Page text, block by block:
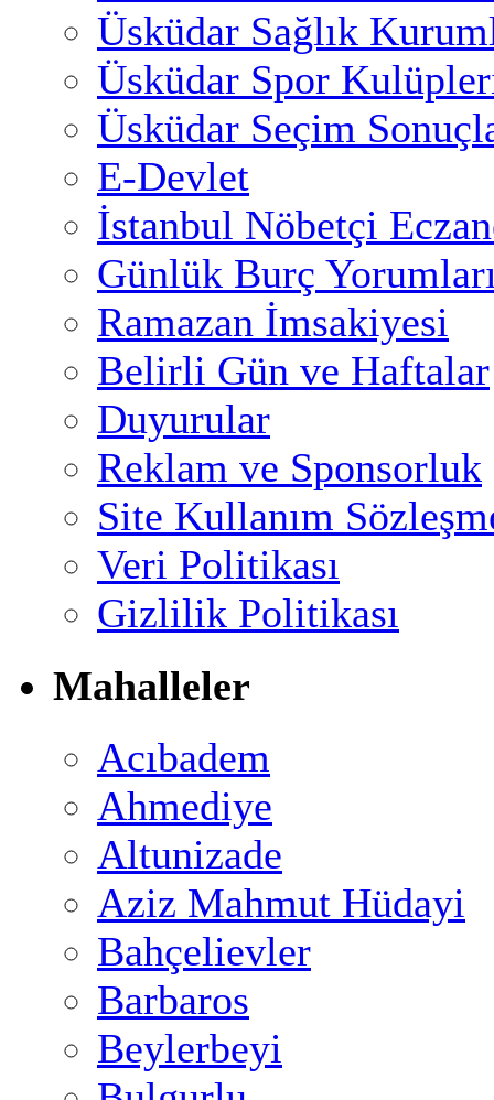
Üsküdar Sağlık
Üsküdar Spor
Üsküdar Seçim
E-Devlet
İstanbul Nöbetçi
Günlük Burç
Ramazan İmsakiyesi
Belirli Gün ve Haftalar
Duyurular
Reklam ve Sponsorluk
Site Kullanım
Veri Politikası
Gizlilik Politikası
Mahalleler
Acıbadem
Ahmediye
Altunizade
Aziz Mahmut Hüdayi
Bahçelievler
Barbaros
Beylerbeyi